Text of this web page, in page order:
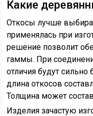
Какие
Откосы лучше
применялась при
решение позволит
гаммы. При
отличия будут сильно
длина откосов
Толщина может
Изделия зачастую